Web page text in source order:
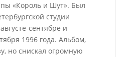
«Король и Шут». Был
студии
сентябре и
1996 года. Альбом,
но снискал огромную